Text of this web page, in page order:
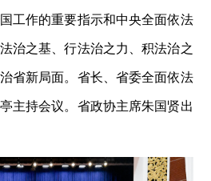
工作的重要指示和中央全面依法
治之基、行法治之力、积法治之
省新局面。省长、省委全面依法
主持会议。省政协主席朱国贤出